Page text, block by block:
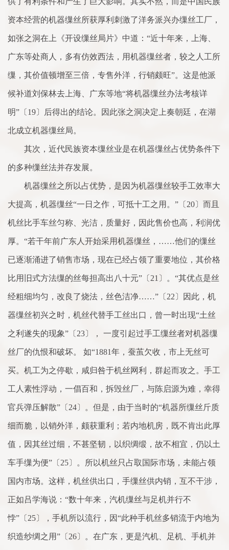
资本经营的机器缫丝所获厚利刺激了洋务派兴办缫丝工厂，
如张之洞在上《开设缫丝局片》中道：“近十年来，上海、
广东等处商人，多有仿效西法，用机器缫丝者，较之人工所
缫，其价值顿增至三倍，专售外洋，行销颇旺”。这是他派
候补道刘保林去上海、广东等地“将机器缫丝办法考核详
明”〔19〕后得出的结论。因此张之洞决定上奏朝廷，在湖
北成立机器缫丝局。
其次，近代民族资本缫丝业是在机器缫丝占优势条件下
的多种缫丝法并存发展。
机器缫丝之所以占优势，是因为机器缫丝较手工效率大
大提高，机器缫丝“一日之作，可抵十工之用。”〔20〕而且
机丝比手车丝匀称、光洁，质量好，因此售价也高，利润优
厚。“若干年前广东人开始采用机器缫丝，……他们的缫丝
已逐渐涌进了销售市场，现在已经占领了重要地位，其价格
比用旧式方法缫的丝每担高出八十元”〔21〕。“其优点是丝
经粗细均匀，改良了烧法，丝色洁净……”〔22〕因此，机
器缫丝初兴之时，机丝代替手工丝出口，曾一时出现“土丝
之利遂失的现象”〔23〕， 一度引起过手工缫丝者对机器缫
丝厂的仇恨和破坏。 如“1881年，蚕茧欠收，市上无丝可
买。机工为之停歇，咸归咎于机丝网利，群起而攻之。手工
工人素性浮动，一倡百和，拆毁丝厂，与陈启源为难，幸得
官兵弹压解散”〔24〕。但是，由于当时的“机器所缫丝斤质
细而脆，以销外洋，颇获重利；若内地机房，既不肯出此厚
值，因其丝过细，不甚坚韧，以织绸缎，故不相宜，仍以土
车手缫为便”〔25〕。所以机丝只占取国际市场，未能占领
国内市场。这样，机丝供出口，手缫丝供内销，互不干涉，
正如吕学海说：“数十年来，汽机缫丝与足机并行不
悖”〔25〕，手机所以流行，因“此种手机丝多销流于内地为
织造纱绸之用”〔26〕。在广东，更是汽机、足机、手机并